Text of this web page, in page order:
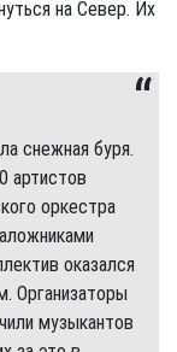
на Север. Их
снежная буря.
артистов
оркестра
оказался
Организаторы
музыкантов